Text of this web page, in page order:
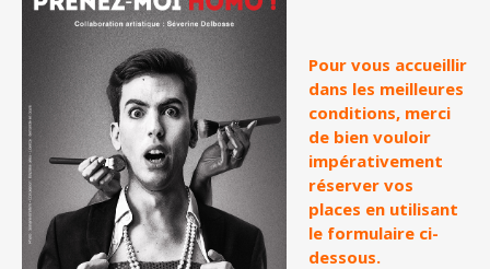
Pour vous accueillir
dans les meilleures
conditions, merci
de bien vouloir
impérativement
réserver vos
places en utilisant
le formulaire ci-
dessous.